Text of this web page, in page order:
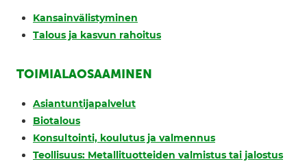
Kansainvälistyminen
Talous ja kasvun rahoitus
TOIMIALAOSAAMINEN
Asiantuntijapalvelut
Biotalous
Konsultointi, koulutus ja valmennus
Teollisuus: Metallituotteiden valmistus tai jalostus